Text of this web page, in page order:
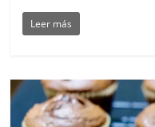
Leer más